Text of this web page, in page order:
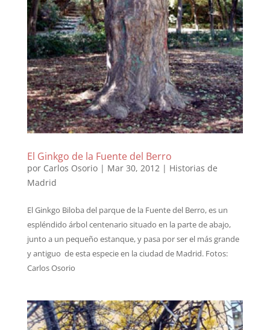
El Ginkgo de la Fuente del Berro
por Carlos Osorio| Mar 30, 2012| Historias de
Madrid
El Ginkgo Biloba del parque de la Fuente del Berro, es un
espléndido árbol centenario situado en la parte de abajo,
junto a un pequeño estanque, y pasa por ser el más grande
y antiguo de esta especie en la ciudad de Madrid. Fotos:
Carlos Osorio